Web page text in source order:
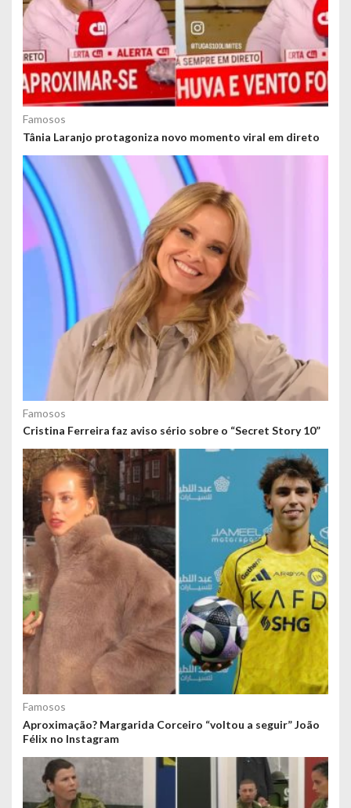
Famosos
Tânia Laranjo protagoniza novo momento viral em direto
Famosos
Cristina Ferreira faz aviso sério sobre o “Secret Story 10”
Famosos
Aproximação? Margarida Corceiro “voltou a seguir” João
Félix no Instagram